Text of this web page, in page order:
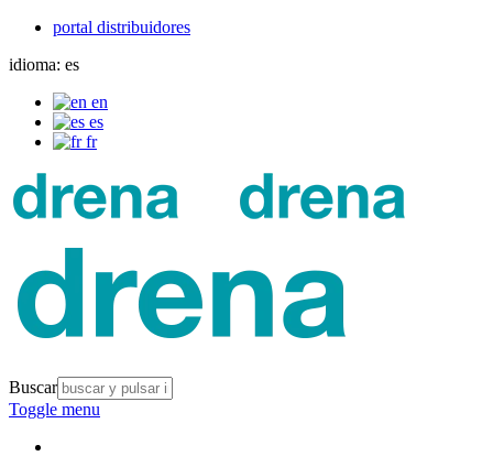
portal distribuidores
idioma: es
en
es
fr
Buscar
Toggle menu